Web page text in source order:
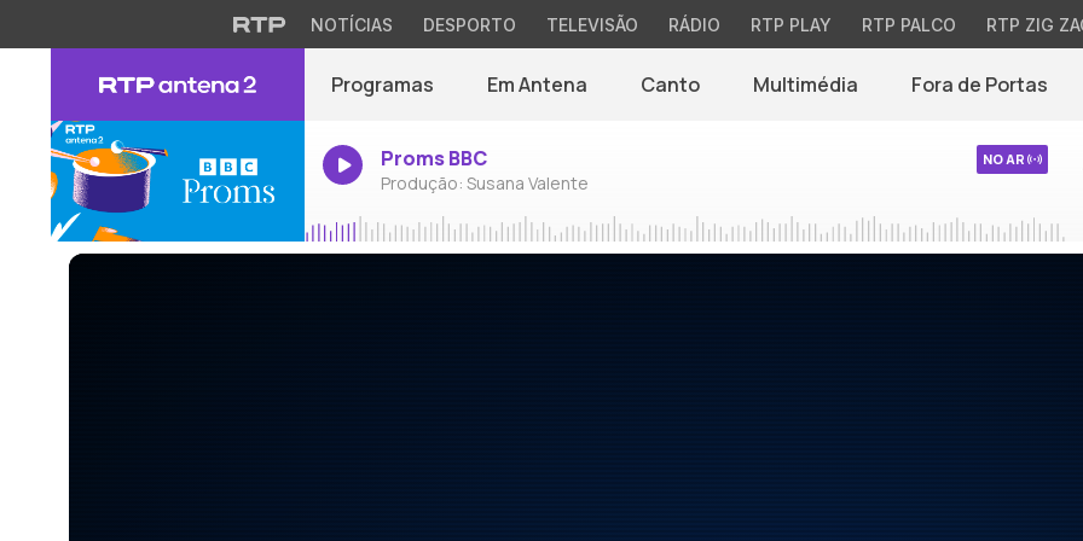
NOTÍCIAS DESPORTO TELEVISÃO RÁDIO RTP PLAY RTP PALCO RTP ZIG
Programas Em Antena Canto Multimédia Fora de Portas
Proms BBC
Produção: Susana Valente
NO AR